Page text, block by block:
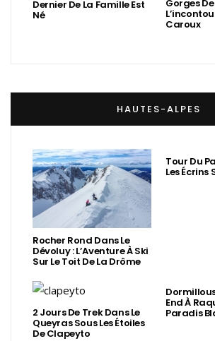
Dernier De La Famille Est
Né
Gorges
Caroux
HAUTES-ALPES
Rocher Rond Dans Le
Dévoluy : L’Aventure À Ski
Sur Le Toit De La Drôme
Tour Du
Les Écrins
2 Jours De Trek Dans Le
Queyras Sous Les Étoiles
De Clapeyto
End À
Paradis